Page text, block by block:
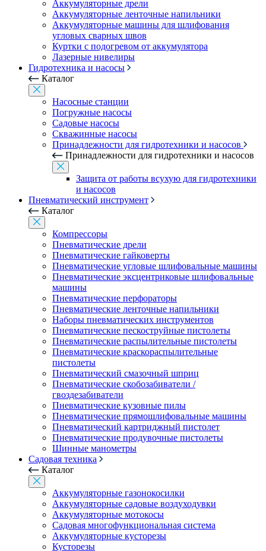
Аккумуляторные дрели
Аккумуляторные ленточные напильники
Аккумуляторные машины для шлифования
угловых сварных швов
Куртки с подогревом от аккумулятора
Лазерные нивелиры
Гидротехника и насосы
Каталог
Насосные станции
Погружные насосы
Садовые насосы
Скважинные насосы
Принадлежности для гидротехники и насосов
Принадлежности для гидротехники и насосов
Защита от работы всухую для гидротехники
и насосов
Пневматический инструмент
Каталог
Компрессоры
Пневматические дрели
Пневматические гайковерты
Пневматические угловые шлифовальные машины
Пневматические эксцентриковые шлифовальные
машины
Пневматические перфораторы
Пневматические ленточные напильники
Наборы пневматических инструментов
Пневматические пескоструйные пистолеты
Пневматические распылительные пистолеты
Пневматические краскораспылительные
пистолеты
Пневматический смазочный шприц
Пневматические скобозабиватели /
гвоздезабиватели
Пневматические кузовные пилы
Пневматические прямошлифовальные машины
Пневматический картриджный пистолет
Пневматические продувочные пистолеты
Шинные манометры
Садовая техника
Каталог
Аккумуляторные газонокосилки
Аккумуляторные садовые воздуходувки
Аккумуляторные мотокосы
Садовая многофункциональная система
Аккумуляторные кусторезы
Кусторезы